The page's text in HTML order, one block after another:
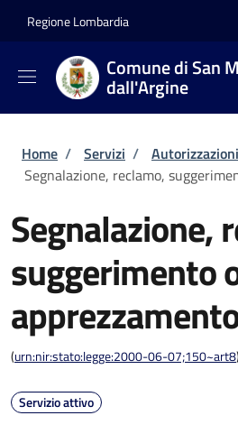
Regione Lombardia
Comune di San
dall'Argine
Briciole di pane
Home / Servizi / Autorizzazioni
Segnalazione, reclamo,
Segnalazione,
suggerimento
(urn:nir:stato:legge:2000-06-07;150~art8)
Servizio attivo